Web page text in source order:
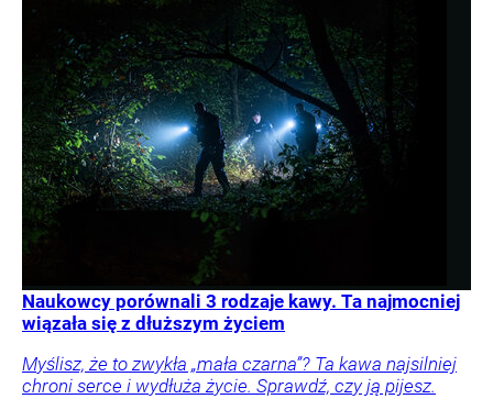
Naukowcy porównali 3 rodzaje kawy. Ta najmocniej
wiązała się z dłuższym życiem
Myślisz, że to zwykła „mała czarna”? Ta kawa najsilniej
chroni serce i wydłuża życie. Sprawdź, czy ją pijesz.